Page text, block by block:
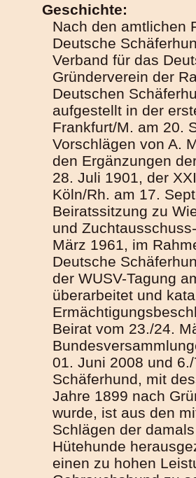
Geschichte:
Nach den amtlichen
Deutsche
Verband für das
Gründerverein der
Deutschen
aufgestellt in der
Frankfurt/M. am 20.
Vorschlägen von A.
den Ergänzungen
28. Juli 1901, der
Köln/Rh. am 17.
Beiratssitzung zu
und
März 1961, im
Deutsche
der WUSV-Tagung
überarbeitet und
Beirat vom 23./24.
01. Juni 2008 und
Schäferhund, mit
Jahre 1899 nach
wurde, ist aus den
Schlägen der
Hütehunde
einen zu hohen